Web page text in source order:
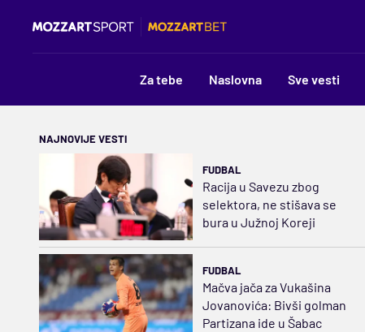
Za tebe Naslovna Sve vesti
NAJNOVIJE VESTI
FUDBAL
Racija u Savezu zbog
selektora, ne stišava se
bura u Južnoj Koreji
FUDBAL
Mačva jača za Vukašina
Jovanovića: Bivši golman
Partizana ide u Šabac